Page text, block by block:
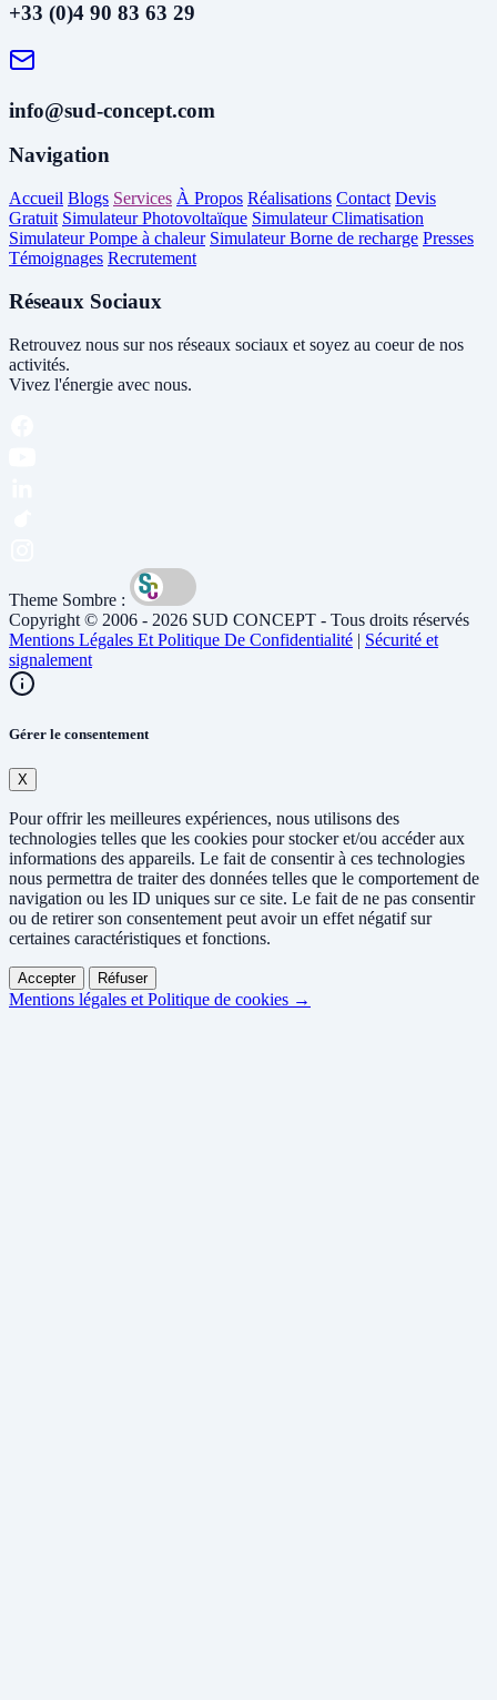
+33 (0)4 90 83 63 29
info@sud-concept.com
Navigation
Accueil Blogs Services À Propos Réalisations Contact Devis
Gratuit Simulateur Photovoltaïque Simulateur Climatisation
Simulateur Pompe à chaleur Simulateur Borne de recharge Presses
Témoignages Recrutement
Réseaux Sociaux
Retrouvez nous sur nos réseaux sociaux et soyez au coeur de nos
activités.
Vivez l'énergie avec nous.
Theme Sombre :
Copyright © 2006 - 2026 SUD CONCEPT - Tous droits réservés
Mentions Légales Et Politique De Confidentialité | Sécurité et
signalement
Gérer le consentement
X
Pour offrir les meilleures expériences, nous utilisons des
technologies telles que les cookies pour stocker et/ou accéder aux
informations des appareils. Le fait de consentir à ces technologies
nous permettra de traiter des données telles que le comportement de
navigation ou les ID uniques sur ce site. Le fait de ne pas consentir
ou de retirer son consentement peut avoir un effet négatif sur
certaines caractéristiques et fonctions.
Accepter Réfuser
Mentions légales et Politique de cookies →